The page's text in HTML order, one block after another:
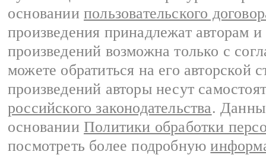
основании пользовательского
произведения принадлежат авторам
произведений возможна только с
можете обратиться на его авторской
произведений авторы несут
российского законодательства.
основании Политики обработки
посмотреть более подробную